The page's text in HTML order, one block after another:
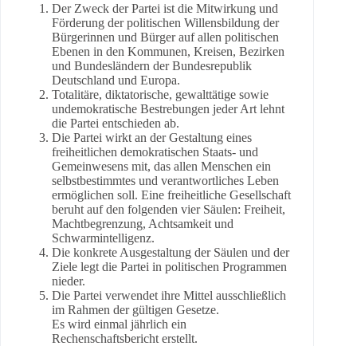
Der Zweck der Partei ist die Mitwirkung und
Förderung der politischen Willensbildung der
Bürgerinnen und Bürger auf allen politischen
Ebenen in den Kommunen, Kreisen, Bezirken
und Bundesländern der Bundesrepublik
Deutschland und Europa.
Totalitäre, diktatorische, gewalttätige sowie
undemokratische Bestrebungen jeder Art lehnt
die Partei entschieden ab.
Die Partei wirkt an der Gestaltung eines
freiheitlichen demokratischen Staats- und
Gemeinwesens mit, das allen Menschen ein
selbstbestimmtes und verantwortliches Leben
ermöglichen soll. Eine freiheitliche Gesellschaft
beruht auf den folgenden vier Säulen: Freiheit,
Machtbegrenzung, Achtsamkeit und
Schwarmintelligenz.
Die konkrete Ausgestaltung der Säulen und der
Ziele legt die Partei in politischen Programmen
nieder.
Die Partei verwendet ihre Mittel ausschließlich
im Rahmen der gültigen Gesetze.
Es wird einmal jährlich ein
Rechenschaftsbericht erstellt.